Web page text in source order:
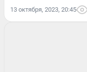
13 октября, 2023, 20:45